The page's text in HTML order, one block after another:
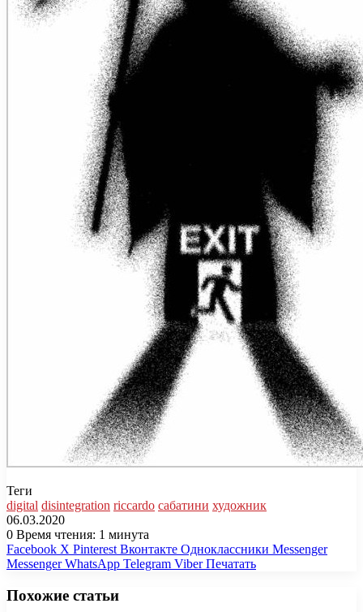
Теги
digital disintegration riccardo сабатини художник
06.03.2020
0 Время чтения: 1 минута
Facebook X Pinterest Вконтакте Одноклассники Messenger
Messenger WhatsApp Telegram Viber Печатать
Похожие статьи